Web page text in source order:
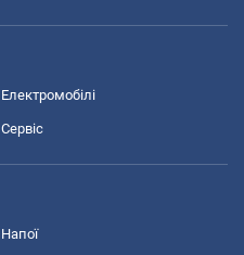
Електромобілі
Сервіс
Напої